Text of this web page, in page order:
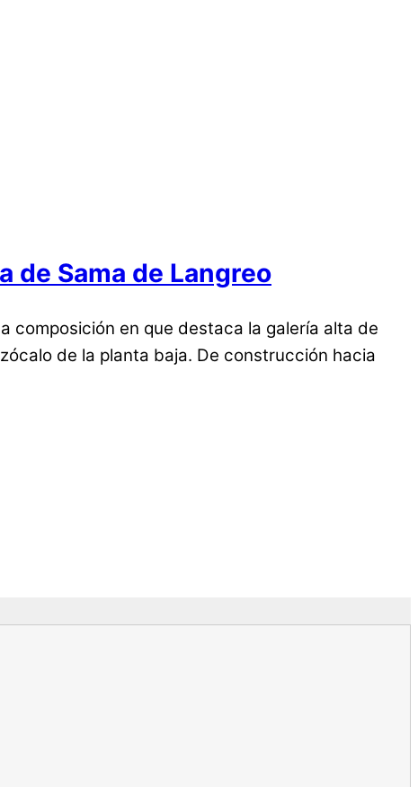
de Sama de Langreo
composición en que destaca la galería alta de
de la planta baja. De construcción hacia